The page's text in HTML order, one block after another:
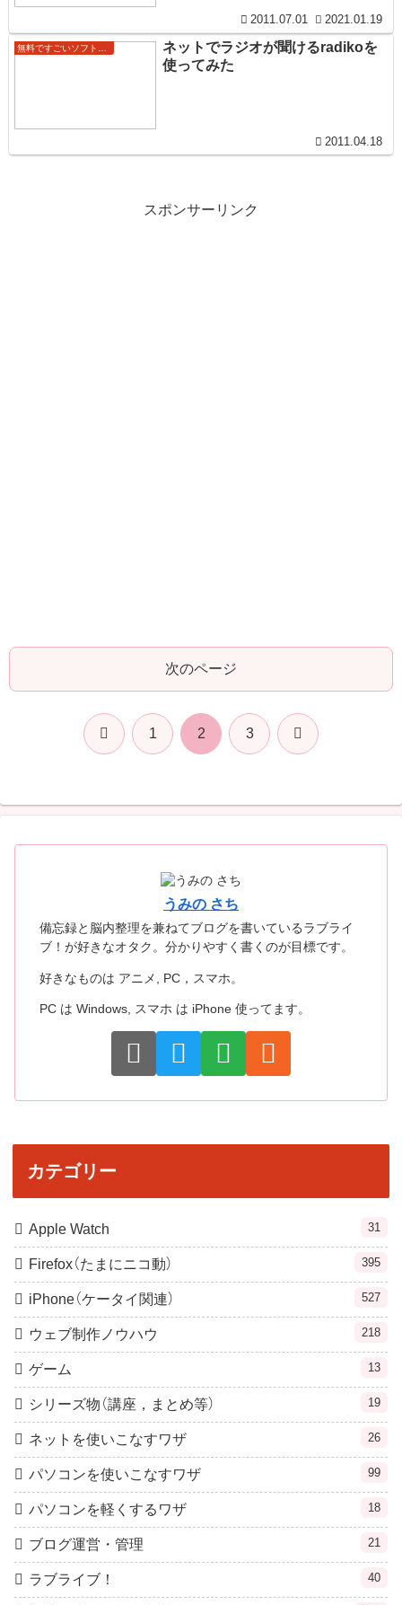
2011.07.01 2021.01.19
無料ですごいソフトウェア
ネットでラジオが聞けるradikoを
使ってみた
2011.04.18
スポンサーリンク
次のページ
前 1 2 3 次
うみの さち
備忘録と脳内整理を兼ねてブログを書いているラブライ
ブ！が好きなオタク。分かりやすく書くのが目標です。
好きなものは アニメ, PC，スマホ。
PC は Windows, スマホ は iPhone 使ってます。
カテゴリー
Apple Watch 31
Firefox（たまにニコ動） 395
iPhone（ケータイ関連） 527
ウェブ制作ノウハウ 218
ゲーム 13
シリーズ物（講座，まとめ等） 19
ネットを使いこなすワザ 26
パソコンを使いこなすワザ 99
パソコンを軽くするワザ 18
ブログ運営・管理 21
ラブライブ！ 40